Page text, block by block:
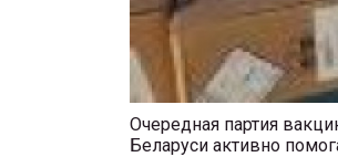
Очередная партия
Беларуси активно